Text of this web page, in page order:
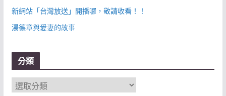
新網站「台灣放送」開播囉，敬請收看！！
湯德章與愛妻的故事
分類
分